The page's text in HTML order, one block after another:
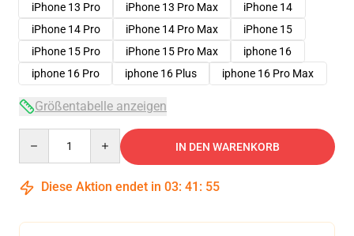
iPhone 13 Pro
iPhone 13 Pro Max
iPhone 14
iPhone 14 Pro
iPhone 14 Pro Max
iPhone 15
iPhone 15 Pro
iPhone 15 Pro Max
iphone 16
iphone 16 Pro
iphone 16 Plus iphone 16 Pro Max
Größentabelle anzeigen
IN DEN WARENKORB
Diese Aktion endet in 03: 41 : 54